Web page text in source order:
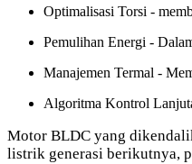
Optimalisasi Torsi -
Pemulihan Energi -
Manajemen Termal -
Algoritma Kontrol
Motor BLDC yang
listrik generasi berikutnya,